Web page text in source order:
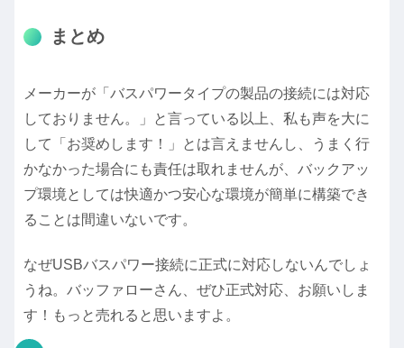
まとめ
メーカーが「バスパワータイプの製品の接続には対応
しておりません。」と言っている以上、私も声を大に
して「お奨めします！」とは言えませんし、うまく行
かなかった場合にも責任は取れませんが、バックアッ
プ環境としては快適かつ安心な環境が簡単に構築でき
ることは間違いないです。
なぜUSBバスパワー接続に正式に対応しないんでしょ
うね。バッファローさん、ぜひ正式対応、お願いしま
す！もっと売れると思いますよ。